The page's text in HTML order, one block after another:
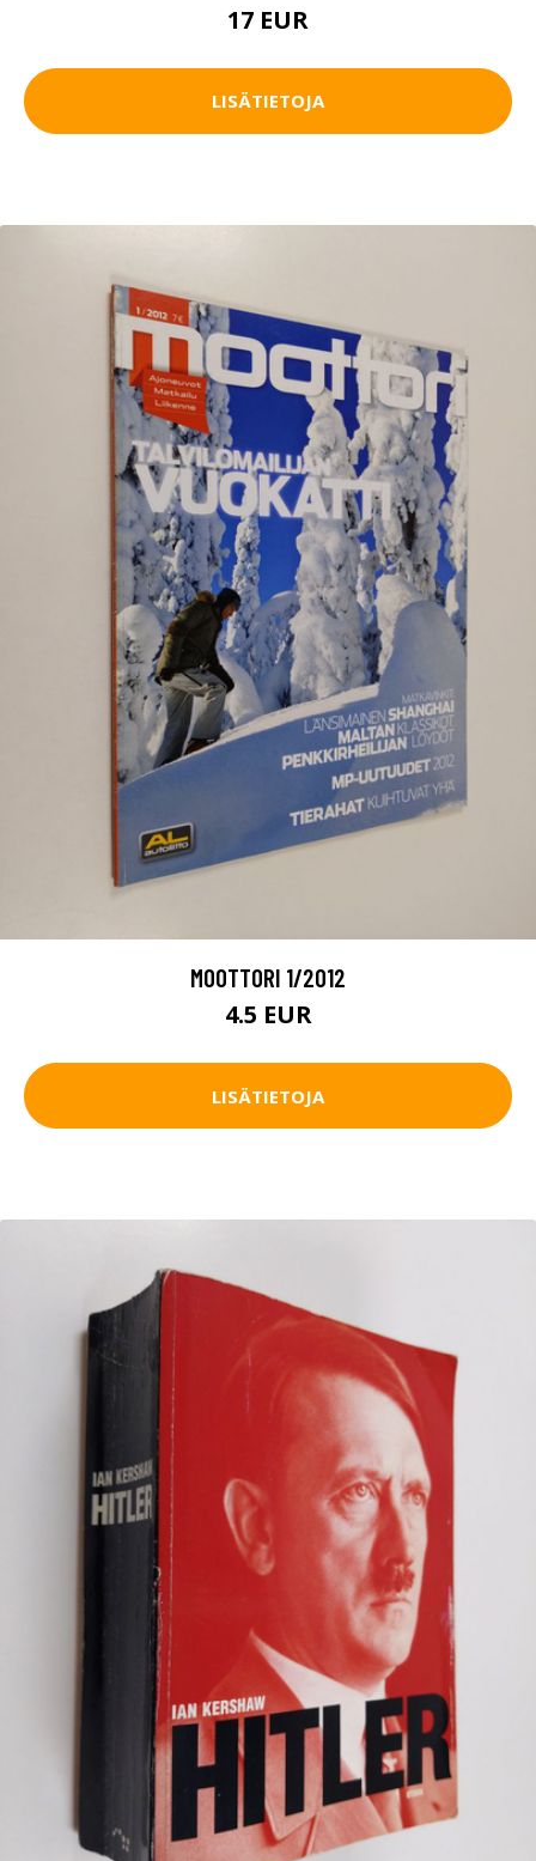
17 EUR
LISÄTIETOJA
MOOTTORI 1/2012
4.5 EUR
LISÄTIETOJA